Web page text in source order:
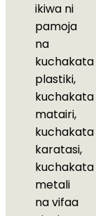
ikiwa ni
pamoja
na
kuchakata
plastiki,
kuchakata
matairi,
kuchakata
karatasi,
kuchakata
metali
na vifaa